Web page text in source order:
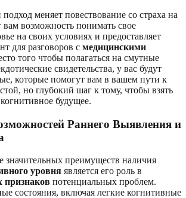
меняет повествование со страха на
вам возможность понимать свое
на своих условиях и предоставляет
для разговоров с медицинскими
того чтобы полагаться на смутные
свидетельства, у вас будут
которые помогут вам в вашем пути к
но глубокий шаг к тому, чтобы взять
будущее.
Раннего Выявления и
значительных преимуществ наличия
уровня является его роль в
признаков потенциальных проблем.
состояния, включая легкие когнитивные